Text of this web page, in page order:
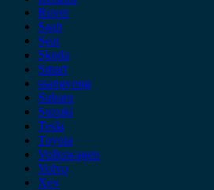
Rover
Saab
Seat
Skoda
Smart
ssangyong
Subaru
Suzuki
Tesla
Toyota
Volkswagen
Volvo
Xev